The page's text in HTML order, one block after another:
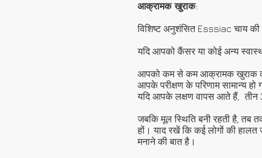
आक्रामक खुराक:
विशिष्ट अनुशंसित Esssiac चाय
यदि आपको कैंसर या कोई अन्य
आपको कम से कम आक्रामक खुराक
आपके परीक्षण के परिणाम सामान्य
यदि आपके लक्षण वापस आते हैं,
तीन
जबकि मूल स्थिति बनी रहती है,
हों। याद रखें कि कई लोगों की हालत
मनाने की बात है।